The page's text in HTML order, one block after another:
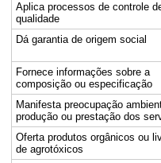
Aplica processos de controle
qualidade
Dá garantia de origem social
Fornece informações sobre a
composição ou especificação
Manifesta preocupação
produção ou prestação dos
Oferta produtos orgânicos ou
de agrotóxicos